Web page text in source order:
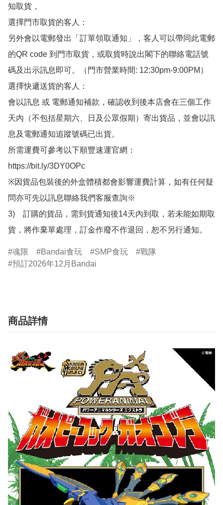
知取貨，
選擇門市取貨的客人：
另外會以電郵發出「訂單領取通知」，客人可以帶同此電郵
的QR code 到門市取貨，或取貨時說出閣下的聯絡電話號
碼及出示訊息即可。（門市營業時間: 12:30pm-9:00PM）
選擇快遞送貨的客人：
會以訊息 或 電郵通知補款，確認收到後本店會在三個工作
天內（不包括星期六、日及公眾假期）寄出貨品，並會以訊
息及電郵通知追蹤號碼已出貨。
所需運費可參考以下順豐速運官網：
https://bit.ly/3DY0OPc
※因貨品包裝後的外盒體積都會影響運費計算，如有任何疑
問亦可先以訊息聯絡我們客服查詢※
3)　訂購的貨品，需到貨通知後14天內到取，若未能如期取
貨，將作棄單處理，訂金作廢不作退回，恕不另行通知。
魂限 Bandai食玩 SMP食玩
戰隊
預訂2026年12月Bandai
商品詳情